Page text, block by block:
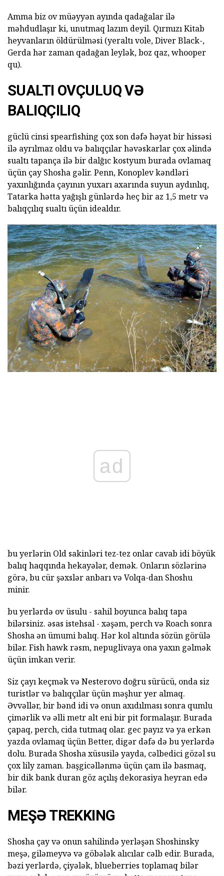
Amma biz ov müəyyən ayında qadağalar ilə
məhdudlaşır ki, unutmaq lazım deyil. Qırmızı Kitab
heyvanların öldürülməsi (yeraltı vole, Diver Black-,
Gerda hər zaman qadağan leylək, boz qaz, whooper
qu).
SUALTI OVÇULUQ VƏ
BALIQÇILIQ
güclü cinsi spearfishing çox son dəfə həyat bir hissəsi
ilə ayrılmaz oldu və balıqçılar həvəskarlar çox əlində
sualtı tapança ilə bir dalğıc kostyum burada ovlamaq
üçün çay Shosha gəlir. Penn, Konoplev kəndləri
yaxınlığında çayının yuxarı axarında suyun aydınlıq,
Tatarka hətta yağışlı günlərdə heç bir az 1,5 metr və
balıqçılıq sualtı üçün idealdır.
ad
bu yerlərin Old sakinləri tez-tez onlar cavab idi böyük
balıq haqqında hekayələr, demək. Onların sözlərinə
görə, bu cür şəxslər anbarı və Volqa-dan Shoshu
minir.
bu yerlərdə ov üsulu - sahil boyunca balıq tapa
bilərsiniz. əsas istehsal - xəşəm, perch və Roach sonra
Shosha ən ümumi balıq. Hər kol altında sözün görülə
bilər. Fish hawk rəsm, nepuglivaya ona yaxın gəlmək
üçün imkan verir.
Siz çayı keçmək və Nesterovo doğru sürücü, onda siz
turistlər və balıqçılar üçün məşhur yer almaq.
Əvvəllər, bir bənd idi və onun axıdılması sonra qumlu
çimərlik və əlli metr alt eni bir pit formalaşır. Burada
çapaq, perch, cida tutmaq olar. gec payız və ya erkən
yazda ovlamaq üçün Better, digər dəfə də bu yerlərdə
dolu. Burada Shosha xüsusilə yayda, cəlbedici gözəl su
çox lily zaman. başgicəllənmə üçün çam ilə basmaq,
bir dik bank duran göz açılış dekorasiya heyran edə
bilər.
MEŞƏ TREKKING
Shosha çay və onun sahilində yerləşən Shoshinsky
meşə, giləmeyvə və göbələk alıcılar cəlb edir. Burada,
bəzi yerlərdə, çiyələk, blueberries toplamaq bilər